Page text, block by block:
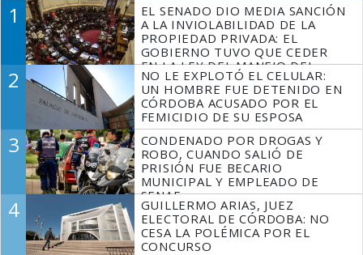
1
EL SENADO DIO MEDIA SANCIÓN
A LA INVIOLABILIDAD DE LA
PROPIEDAD PRIVADA: EL
GOBIERNO TUVO QUE CEDER
EN LA LEY DEL MANEJO DEL
FUEGO
2
NO LE EXPLOTÓ EL CELULAR:
UN HOMBRE FUE DETENIDO EN
CÓRDOBA ACUSADO POR EL
FEMICIDIO DE SU ESPOSA
3
CONDENADO POR DROGAS Y
ROBO, CUANDO SALIÓ DE
PRISIÓN FUE BECARIO
MUNICIPAL Y EMPLEADO DE
SENAF
4
GUILLERMO ARIAS, JUEZ
ELECTORAL DE CÓRDOBA: NO
CESA LA POLÉMICA POR EL
CONCURSO